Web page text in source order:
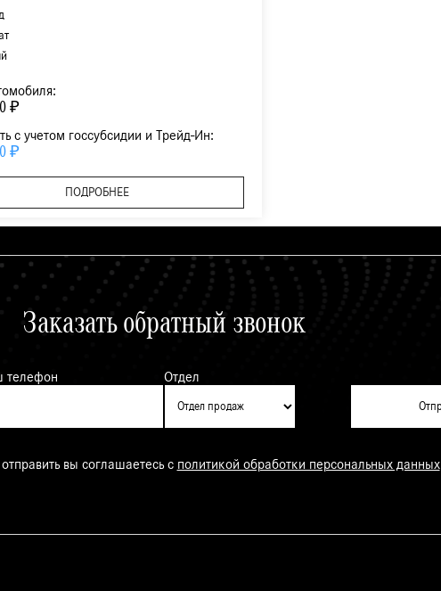
₽
с учетом госсубсидии и Трейд-Ин:
₽
ПОДРОБНЕЕ
Заказать обратный звонок
телефон Отдел
вы соглашаетесь с политикой обработки персональных данных